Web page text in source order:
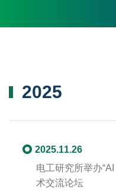
2025
2025.11.26
电工研究所举办
术交流论坛